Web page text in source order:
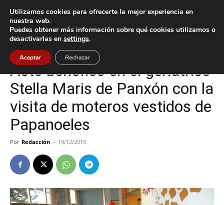
Inicio Nigrán
Nigrán
Acto benéfico en el geriátrico
Stella Maris de Panxón con la
visita de moteros vestidos de
Papanoeles
Por Redacción - 19/12/2015
Utilizamos cookies para ofrecerte la mejor experiencia en
nuestra web.
Puedes obtener más información sobre qué cookies utilizamos o
desactivarlas en settings.
Aceptar Rechazar